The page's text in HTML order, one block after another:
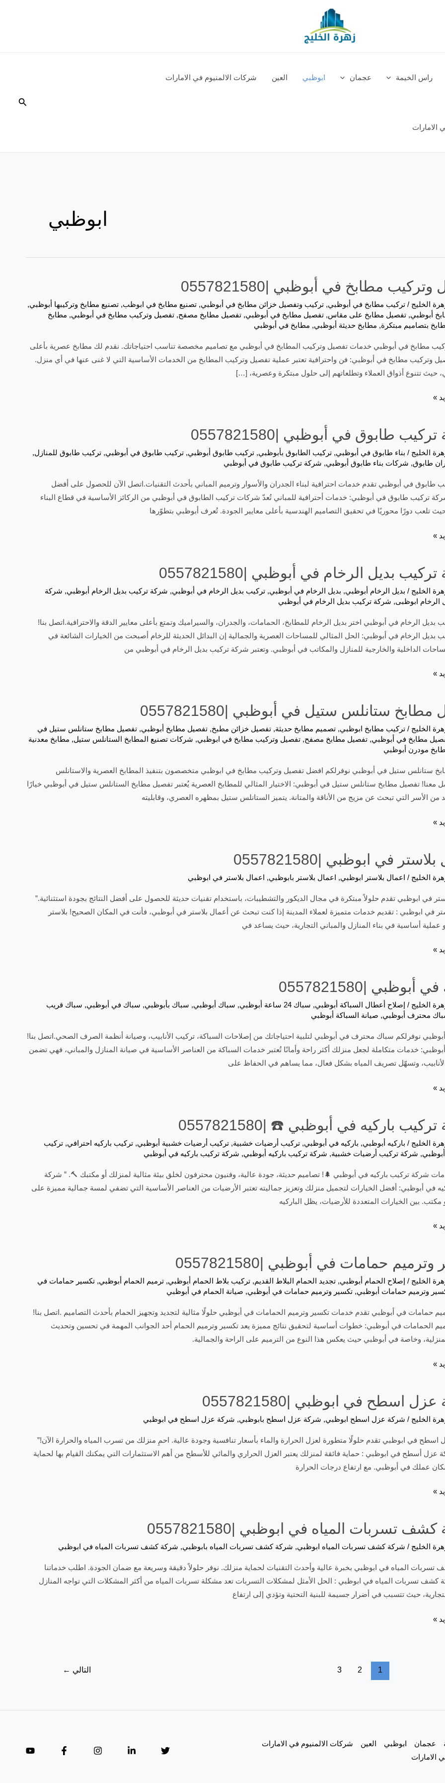
راس الخيمة عجمان ابوظبي العين شركات الالمنيوم في الامارات
الامارات
البحث
ابوظبي
مطابخ في أبوظبي |0557821580
الخليج/تركيب مطابخ في أبوظبي,تركيب وتفصيل خزائن مطابخ في أبوظبي,تصنيع مطابخ في ابوظب,تصنيع مطابخ وتركيبها أبوظبي,
أبوظبي,تفصيل مطابخ على مقاس,تفصيل مطابخ في أبوظبي,تفصيل مطابخ مصفح,تفصيل وتركيب مطابخ في أبوظبي, مطابخ
بتصاميم مبتكرة, مطابخ حديثة أبوظبي, مطابخ في أبوظبي
مطابخ في أبوظبي خدمات تفصيل وتركيب المطابخ في أبوظبي مع تصاميم مخصصة تناسب احتياجاتك. نقدم لك مطابخ عصرية بأعلى
وتركيب مطابخ في أبوظبي: فن واحترافية تعتبر عملية تفصيل وتركيب المطابخ من الخدمات الأساسية التي لا غنى عنها في أي منزل.
حيث تتنوع أذواق العملاء وتطلعاتهم إلى حلول مبتكرة وعصرية، […]
»
طابوق في أبوظبي |0557821580
الخليج/ بناء طابوق في أبوظبي,تركيب الطابوق بأبوظبي,تركيب طابوق أبوظبي,تركيب طابوق في أبوظبي,تركيب طابوق للمنازل,
طابوق, شركات بناء طابوق أبوظبي, شركة تركيب طابوق في أبوظبي
طابوق في أبوظبي تقدم خدمات احترافية لبناء الجدران والأسوار وترميم المباني بأحدث التقنيات.اتصل الآن للحصول على أفضل
تركيب طابوق في أبوظبي: خدمات أحترافية للمباني تُعدّ شركات تركيب الطابوق في أبوظبي من الركائز الأساسية في قطاع البناء
حيث تلعب دورًا محوريًا في تحقيق التصاميم الهندسية بأعلى معايير الجودة. تُعرف أبوظبي بتطوّرها
»
بديل الرخام في أبوظبي |0557821580
الخليج/ بديل الرخام أبوظبي, بديل الرخام في أبوظبي,تركيب بديل الرخام في أبوظبي, شركة تركيب بديل الرخام أبوظبي, شركة
الرخام ابوظبى, شركة تركيب بديل الرخام في أبوظبي
بديل الرخام في أبوظبي اختر بديل الرخام للمطابخ، الحمامات، والجدران، والسيراميك وتمتع بأعلى معايير الدقة والاحترافية.اتصل بنا!
بديل الرخام في أبوظبي: الحل المثالي للمساحات العصرية والجمالية إن البدائل الحديثة للرخام أصبحت من الخيارات الشائعة في
الداخلية والخارجية للمنازل والمكاتب في أبوظبي. وتعتبر شركة تركيب بديل الرخام في أبوظبي من
»
ستانلس ستيل في أبوظبي |0557821580
الخليج/تركيب مطابخ ابوظبي,تصميم مطابخ حديثة,تفصيل خزائن مطبخ,تفصيل مطابخ أبوظبي,تفصيل مطابخ ستانلس ستيل في
مطابخ في أبوظبي,تفصيل مطابخ مصفح,تفصيل وتركيب مطابخ في ابوظبي, شركات تصنيع المطابخ الستانلس ستيل, مطابخ معدنية
مودرن أبوظبي
ستانلس ستيل في أبوظبي نوفرلكم افضل تفصيل وتركيب مطابخ في ابوظبي متخصصون بتنفيذ المطابخ العصرية والاستانلس
معنا! تفصيل مطابخ ستانلس ستيل في أبوظبي: الاختيار المثالي للمطابخ العصرية يُعتبر تفصيل مطابخ الستانلس ستيل في أبوظبي خيارًا
من الأسر التي تبحث عن مزيج من الأناقة والمتانة. يتميز الستانلس ستيل بمظهره العصري، وقابليته
»
في ابوظبي |0557821580
الخليج/ اعمال بلاستر ابوظبي, اعمال بلاستر بابوظبي, اعمال بلاستر في ابوظبي
في ابوظبي تقدم حلولاً مبتكرة في مجال الديكور والتشطيبات، باستخدام تقنيات حديثة للحصول على أفضل النتائج بجودة استثنائية.”
في ابوظبي : تقديم خدمات متميزة لعملاء المدينة إذا كنت تبحث عن أعمال بلاستر في أبوظبي، فأنت في المكان الصحيح! بلاستر
عملية أساسية في بناء المنازل والمباني التجارية، حيث يساعد في
»
|0557821580
الخليج/ إصلاح أعطال السباكة أبوظبي, سباك 24 ساعة أبوظبي , سباك أبوظبي, سباك بأبوظبي, سباك في أبوظبي, سباك قريب
محترف أبوظبي, صيانة السباكة أبوظبي
نوفرلكم سباك محترف في أبوظبي لتلبية احتياجاتك من إصلاحات السباكة، تركيب الأنابيب، وصيانة أنظمة الصرف الصحي.اتصل بنا!
خدمات متكاملة لجعل منزلك أكثر راحة وأمانًا تُعتبر خدمات السباكة من العناصر الأساسية في صيانة المنازل والمباني، فهي تضمن
وتسهّل تصريف المياه بشكل فعال، مما يساهم في الحفاظ على
»
باركيه في أبوظبي ☎️ |0557821580
الخليج/ باركيه أبوظبي, باركيه في أبوظبي,تركيب أرضيات خشبية,تركيب أرضيات خشبية أبوظبي,تركيب باركيه احترافي,تركيب
, شركة تركيب أرضيات خشبية, شركة تركيب باركيه أبوظبي, شركة تركيب باركيه في أبوظبي
شركة تركيب باركيه في أبوظبي 🌲! تصاميم حديثة، جودة عالية، وفنيون محترفون لخلق بيئة مثالية لمنزلك أو مكتبك 🔨. ” شركة
في أبوظبي: أفضل الخيارات لتجميل منزلك وتعزيز جماليته تعتبر الأرضيات من العناصر الأساسية التي تضفي لمسة جمالية مميزة على
مكتب. بين الخيارات المتعددة للأرضيات، يظل الباركيه
»
حمامات في أبوظبي |0557821580
الخليج/ إصلاح الحمام أبوظبي,تجديد الحمام البلاط القديم,تركيب بلاط الحمام أبوظبي,ترميم الحمام أبوظبي,تكسير حمامات في
وترميم حمامات أبوظبي,تكسير وترميم حمامات في أبوظبي, صيانة الحمام في أبوظبي
حمامات في أبوظبي تقدم خدمات تكسير وترميم الحمامات في أبوظبي حلولًا مثالية لتجديد وتجهيز الحمام بأحدث التصاميم .اتصل بنا!
الحمامات في أبوظبي: خطوات أساسية لتحقيق نتائج مميزة يعد تكسير وترميم الحمام أحد الجوانب المهمة في تحسين وتحديث
وخاصة في أبوظبي حيث يعكس هذا النوع من الترميم على الراحة والجمالية.
»
اسطح في ابوظبي |0557821580
الخليج/ شركة عزل اسطح ابوظبي, شركة عزل اسطح بابوظبي, شركة عزل اسطح في ابوظبي
في ابوظبي تقدم حلولًا متطورة لعزل الحرارة والماء بأسعار تنافسية وجودة عالية. احمِ منزلك من تسرب المياه والحرارة الآن!”
أسطح في ابوظبي : حماية فائقة لمنزلك يعتبر العزل الحراري والمائي للأسطح من أهم الاستثمارات التي يمكنك القيام بها لحماية
عملك في أبوظبي. مع ارتفاع درجات الحرارة
»
تسربات المياه في ابوظبي |0557821580
الخليج/ شركة كشف تسربات المياه ابوظبي, شركة كشف تسربات المياه بابوظبي, شركة كشف تسربات المياه في ابوظبي
المياه في ابوظبي بخبرة عالية وأحدث التقنيات لحماية منزلك. نوفر حلولاً دقيقة وسريعة مع ضمان الجودة. اطلب خدماتنا
كشف تسربات المياه في ابوظبي : الحل الأمثل لمشكلات التسربات تعد مشكلة تسربات المياه من أكثر المشكلات التي تواجه المنازل
حيث تتسبب في أضرار جسيمة للبنية التحتية وتؤدي إلى ارتفاع
»
1
2
3 التالي ←
عجمان ابوظبي العين
شركات الالمنيوم في الامارات
الامارات